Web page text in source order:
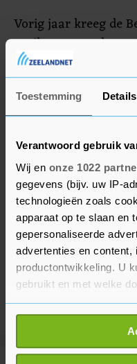
Toestemming Details
Verantwoord gebruik
Wij en onze 1022
gegevens (bijv. uw IP-
technologieën zoals
apparaat op te slaan en
gepersonaliseerde
advertenties en content,
productontwikkeling. U
gebruikt en met welke
Als u het toestaat, willen
Informatie
locatie, die tot een
Vorig jaar kreeg de
april een
binnen.